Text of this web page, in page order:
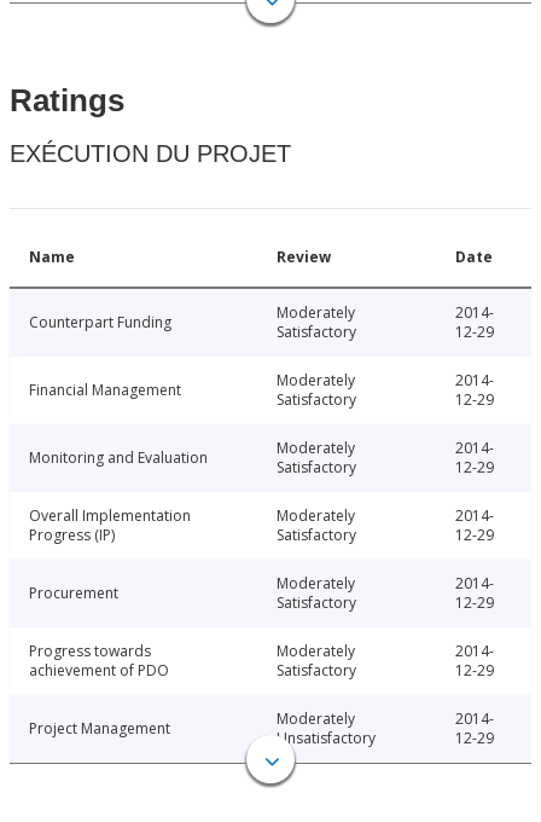
Ratings
EXÉCUTION DU PROJET
Name Review Date
Counterpart Funding
Moderately
Satisfactory
2014-
12-29
Financial Management
Moderately
Satisfactory
2014-
12-29
Monitoring and Evaluation
Moderately
Satisfactory
2014-
12-29
Overall Implementation
Progress (IP)
Moderately
Satisfactory
2014-
12-29
Procurement
Moderately
Satisfactory
2014-
12-29
Progress towards
achievement of PDO
Moderately
Satisfactory
2014-
12-29
Project Management
Moderately
Unsatisfactory
2014-
12-29